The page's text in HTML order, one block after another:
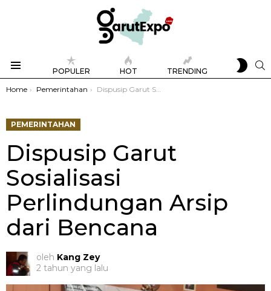
POPULER HOT TRENDING
SKIN
You are here:
Home Pemerintahan Dispusip Garut Sosialisasi Perlindungan Arsip dari Bencana
PEMERINTAHAN
Dispusip Garut
Sosialisasi
Perlindungan Arsip
dari Bencana
oleh Kang Zey
2 tahun yang lalu